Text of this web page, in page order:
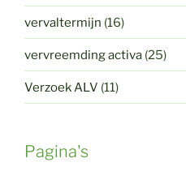
vervaltermijn (16)
vervreemding activa (25)
Verzoek ALV (11)
Pagina's